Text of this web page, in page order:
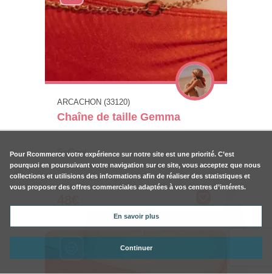
ARCACHON (33120)
Chaîne de taille Gemma
SoCool
Pour Rcommerce votre expérience sur notre site est une priorité. C’est
pourquoi en poursuivant votre navigation sur ce site, vous acceptez que nous
collections et utilisions des informations afin de réaliser des statistiques et
vous proposer des offres commerciales adaptées à vos centres d’intérets.
En savoir plus
Continuer